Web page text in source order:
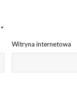
*
Witryna internetowa